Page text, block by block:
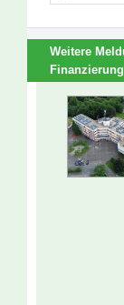
Weitere
Finanzierung